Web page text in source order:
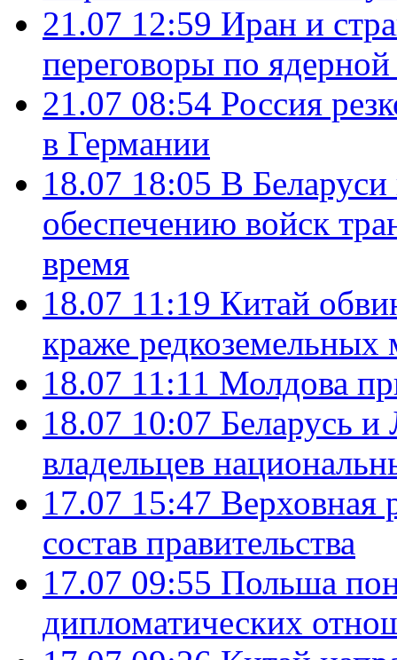
21.07 12:59 Иран и
переговоры по
21.07 08:54 Россия
в Германии
18.07 18:05 В
обеспечению войск
время
18.07 11:19 Китай
краже редкоземельных
18.07 11:11 Молдова
18.07 10:07 Беларусь
владельцев
17.07 15:47 Верховная
состав правительства
17.07 09:55 Польша
дипломатических